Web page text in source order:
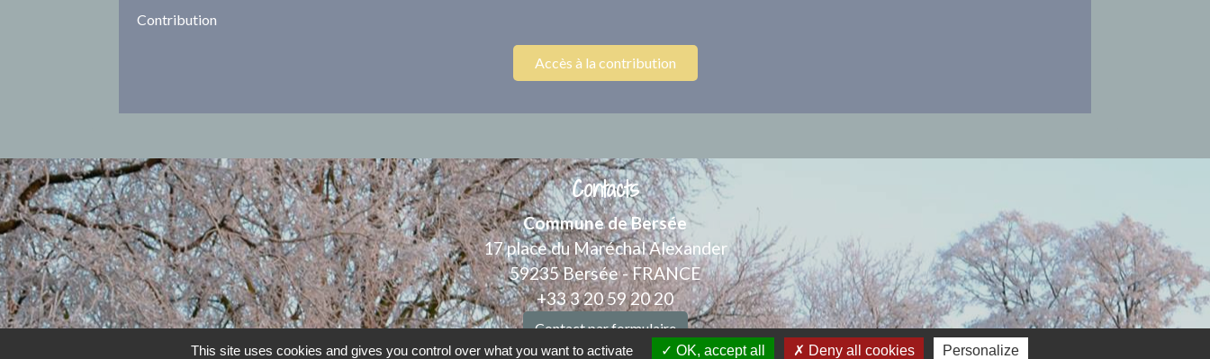
Contribution
Accès à la contribution
Contacts
Commune de Bersée
17 place du Maréchal Alexander
59235 Bersée - FRANCE
+33 3 20 59 20 20
Contact par formulaire
This site uses cookies and gives you control over what you want to activate OK, accept all Deny all cookies Personalize